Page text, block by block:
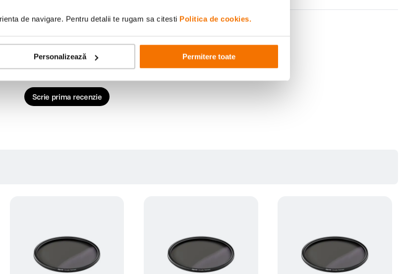
de navigare. Pentru detalii te rugam sa citesti Politica de cookies.
Personalizează Permitere toate
Scrie prima recenzie